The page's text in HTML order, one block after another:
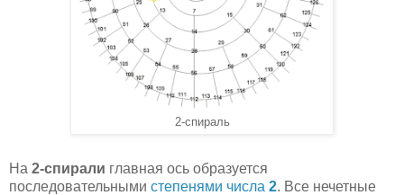
2-спираль
На 2-спирали главная ось образуется
последовательными степенями числа 2. Все нечетные